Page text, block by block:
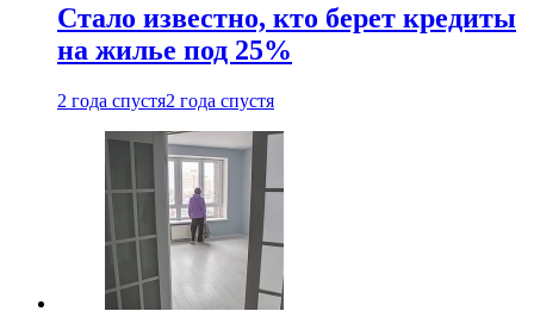
Стало известно, кто берет кредиты
на жилье под 25%
2 года спустя2 года спустя